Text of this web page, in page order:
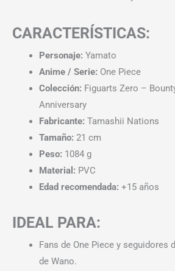
CARACTERÍSTICAS:
Personaje: Yamato
Anime / Serie: One Piece
Colección: Figuarts Zero –
Anniversary
Fabricante: Tamashii Nations
Tamaño: 21 cm
Peso: 1084 g
Material: PVC
Edad recomendada: +15 años
IDEAL PARA:
Fans de One Piece y seguidores
de Wano.